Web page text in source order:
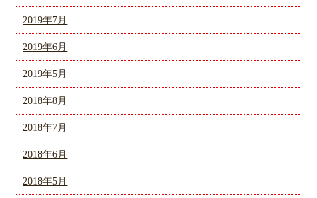
2019年7月
2019年6月
2019年5月
2018年8月
2018年7月
2018年6月
2018年5月